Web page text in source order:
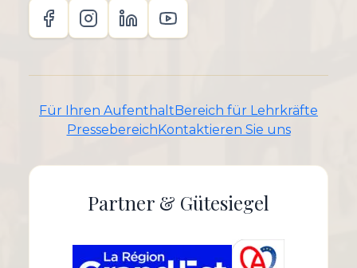
Für Ihren Aufenthalt Bereich für Lehrkräfte
Pressebereich Kontaktieren Sie uns
Partner & Gütesiegel